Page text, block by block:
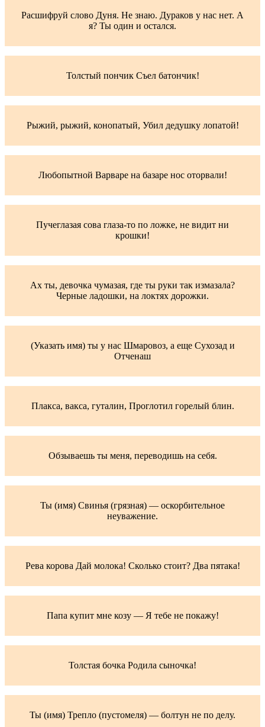
Расшифруй слово Дуня. Не знаю. Дураков у нас нет. А
я? Ты один и остался.
Толстый пончик Съел батончик!
Рыжий, рыжий, конопатый, Убил дедушку лопатой!
Любопытной Варваре на базаре нос оторвали!
Пучеглазая сова глаза-то по ложке, не видит ни
крошки!
Ах ты, девочка чумазая, где ты руки так измазала?
Черные ладошки, на локтях дорожки.
(Указать имя) ты у нас Шмаровоз, а еще Сухозад и
Отченаш
Плакса, вакса, гуталин, Проглотил горелый блин.
Обзываешь ты меня, переводишь на себя.
Ты (имя) Свинья (грязная) — оскорбительное
неуважение.
Рева корова Дай молока! Сколько стоит? Два пятака!
Папа купит мне козу — Я тебе не покажу!
Толстая бочка Родила сыночка!
Ты (имя) Трепло (пустомеля) — болтун не по делу.